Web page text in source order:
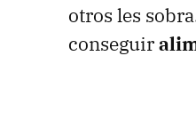
otros les
conseguir